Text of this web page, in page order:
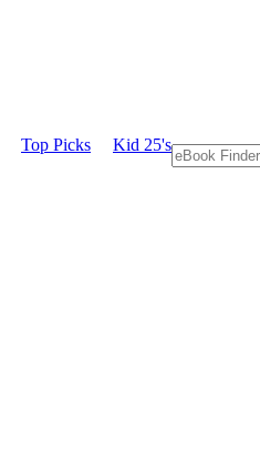
Top Picks Kid 25's